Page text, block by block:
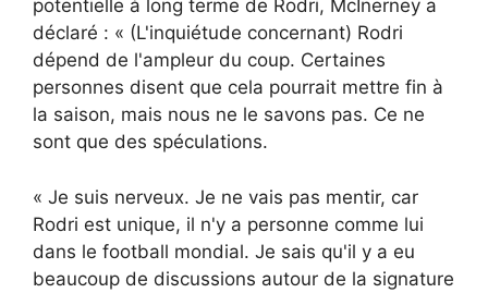
potentielle à long terme de Rodri, McInerney a
déclaré : « (L'inquiétude concernant) Rodri
dépend de l'ampleur du coup. Certaines
personnes disent que cela pourrait mettre fin à
la saison, mais nous ne le savons pas. Ce ne
sont que des spéculations.
« Je suis nerveux. Je ne vais pas mentir, car
Rodri est unique, il n'y a personne comme lui
dans le football mondial. Je sais qu'il y a eu
beaucoup de discussions autour de la signature